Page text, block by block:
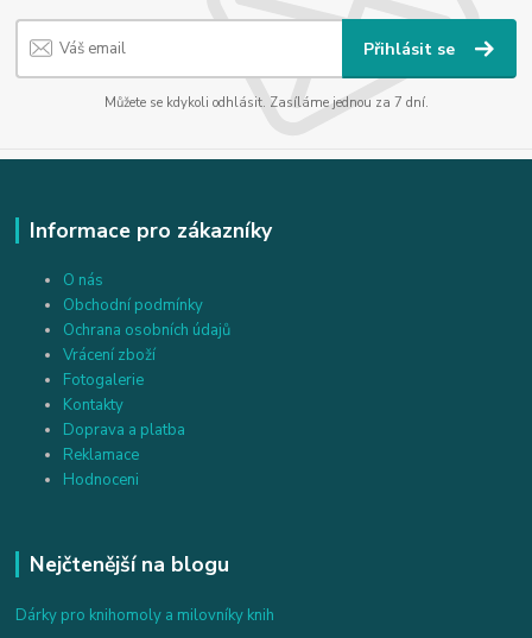
Přihlásit se
Můžete se kdykoli odhlásit. Zasíláme jednou za 7 dní.
Informace pro zákazníky
O nás
Obchodní podmínky
Ochrana osobních údajů
Vrácení zboží
Fotogalerie
Kontakty
Doprava a platba
Reklamace
Hodnoceni
Nejčtenější na blogu
Dárky pro knihomoly a milovníky knih